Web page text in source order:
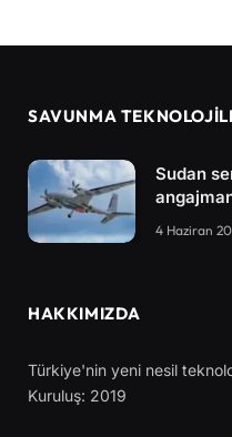
SAVUNMA
Sudan
4 Haziran
HAKKIMIZDA
Türkiye'nin yeni nesil
Kuruluş: 2019